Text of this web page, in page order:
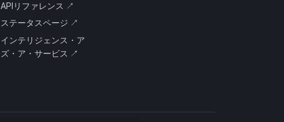
APIリファレンス ↗
ステータスページ ↗
インテリジェンス・ア
ズ・ア・サービス ↗